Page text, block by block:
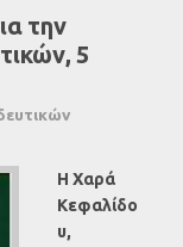
την
5
Η Χαρά
Κεφαλίδο
υ,